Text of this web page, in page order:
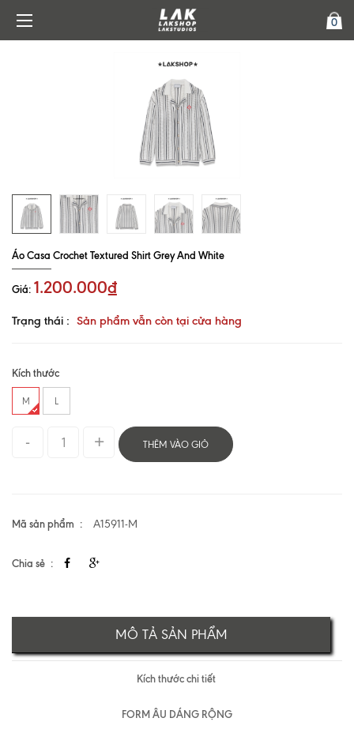
0
Áo Casa Crochet Textured Shirt Grey And White
Giá: 1.200.000₫
Trạng thái : Sản phẩm vẫn còn tại cửa hàng
Kích thước
M L
THÊM VÀO GIỎ
Mã sản phẩm A15911-M
Chia sẻ
MÔ TẢ SẢN PHẨM
Kích thước chi tiết
FORM ÂU DÁNG RỘNG